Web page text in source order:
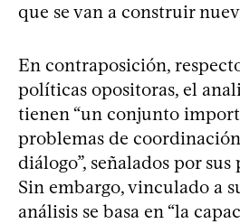
que se van a construir
En contraposición,
políticas opositoras, el
tienen “un conjunto
problemas de
diálogo”, señalados por
Sin embargo, vinculado a
análisis se basa en “la